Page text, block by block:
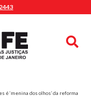
é ‘menina dos olhos’ da reforma